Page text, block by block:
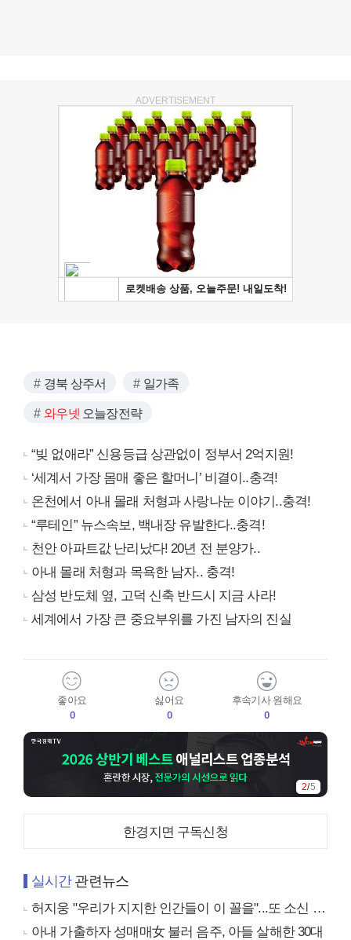
ADVERTISEMENT
경북 상주서 일가족
와우넷 오늘장전략
“빚 없애라” 신용등급 상관없이 정부서 2억지원!
‘세계서 가장 몸매 좋은 할머니’ 비결이..충격!
온천에서 아내 몰래 처형과 사랑나눈 이야기..충격!
“루테인” 뉴스속보, 백내장 유발한다..충격!
천안 아파트값 난리났다! 20년 전 분양가..
아내 몰래 처형과 목욕한 남자.. 충격!
삼성 반도체 옆, 고덕 신축 반드시 지금 사라!
세계에서 가장 큰 중요부위를 가진 남자의 진실
좋아요
0
싫어요
0
후속기사 원해요
0
2/5
한경지면 구독신청
실시간관련뉴스
허지웅 "우리가 지지한 인간들이 이 꼴을"...또 소신 발언
아내 가출하자 성매매女 불러 음주, 아들 살해한 30대